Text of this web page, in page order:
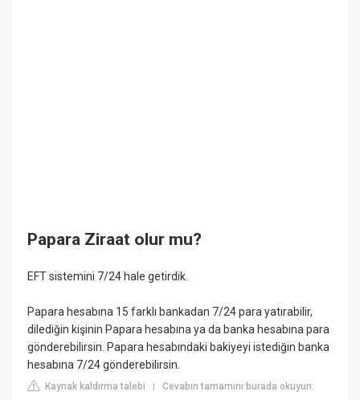
Papara Ziraat olur mu?
EFT sistemini 7/24 hale getirdik.
Papara hesabına 15 farklı bankadan 7/24 para yatırabilir,
dilediğin kişinin Papara hesabına ya da banka hesabına para
gönderebilirsin. Papara hesabındaki bakiyeyi istediğin banka
hesabına 7/24 gönderebilirsin.
Kaynak kaldırma talebi |Cevabın tamamını burada okuyun: